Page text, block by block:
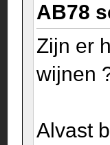
AB78
Zijn er
wijnen
Alvast